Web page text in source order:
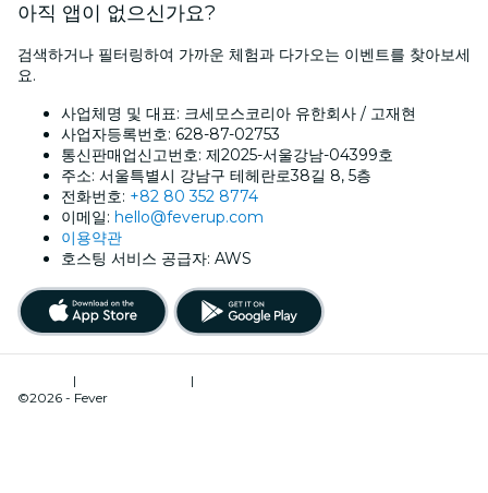
아직 앱이 없으신가요?
검색하거나 필터링하여 가까운 체험과 다가오는 이벤트를 찾아보세
요.
사업체명 및 대표: 크세모스코리아 유한회사 / 고재현
사업자등록번호: 628-87-02753
통신판매업신고번호: 제2025-서울강남-04399호
주소: 서울특별시 강남구 테헤란로38길 8, 5층
전화번호: +82 80 352 8774
이메일: hello@feverup.com
이용약관
호스팅 서비스 공급자: AWS
| |
©2026 - Fever